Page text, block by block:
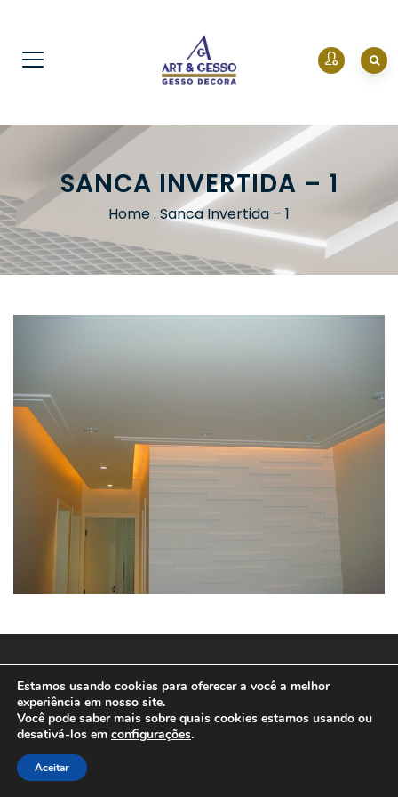
SANCA INVERTIDA – 1
Home. Sanca Invertida – 1
Estamos usando cookies para oferecer a você a melhor
experiência em nosso site.
Você pode saber mais sobre quais cookies estamos usando ou
desativá-los em configurações.
Aceitar